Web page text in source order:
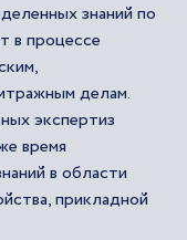
знаний по
в процессе
делам.
экспертиз
время
в области
прикладной